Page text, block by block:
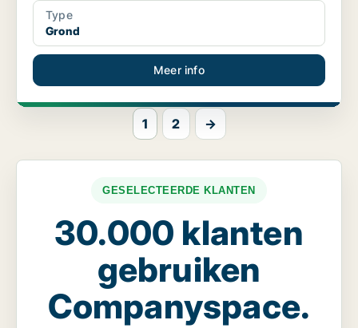
Type
Grond
Meer info
1 2 →
GESELECTEERDE KLANTEN
30.000 klanten
gebruiken
Companyspace.